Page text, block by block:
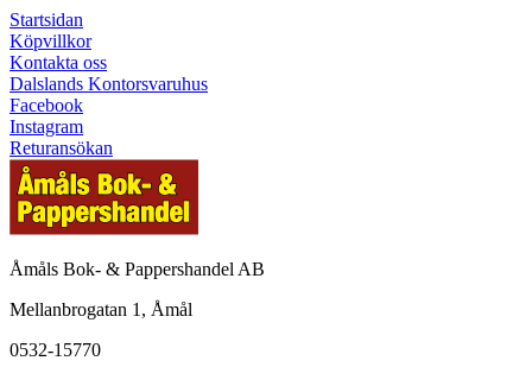
Startsidan
Köpvillkor
Kontakta oss
Dalslands Kontorsvaruhus
Facebook
Instagram
Returansökan
Åmåls Bok- & Pappershandel AB
Mellanbrogatan 1, Åmål
0532-15770